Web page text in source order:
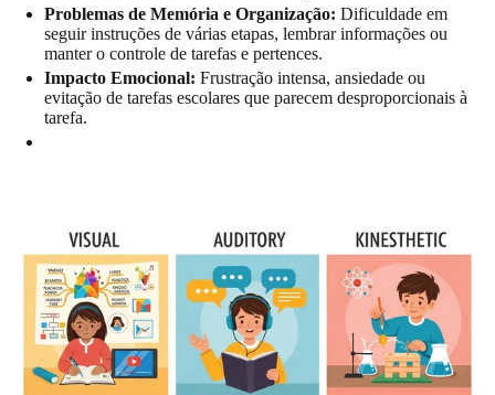
Problemas de Memória e Organização: Dificuldade em
seguir instruções de várias etapas, lembrar informações ou
manter o controle de tarefas e pertences.
Impacto Emocional: Frustração intensa, ansiedade ou
evitação de tarefas escolares que parecem desproporcionais à
tarefa.